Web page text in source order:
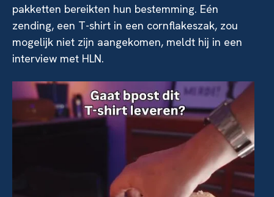
pakketten bereikten hun bestemming. Eén
zending, een T-shirt in een cornflakeszak, zou
mogelijk niet zijn aangekomen, meldt hij in een
interview met HLN.